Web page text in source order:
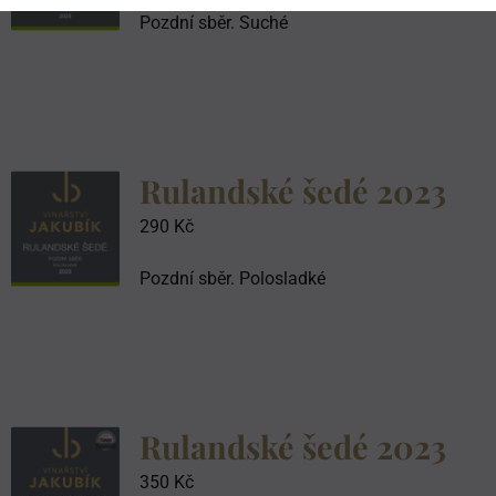
Pozdní sběr. Suché
Rulandské šedé 2023
290 Kč
Pozdní sběr. Polosladké
Rulandské šedé 2023
350 Kč